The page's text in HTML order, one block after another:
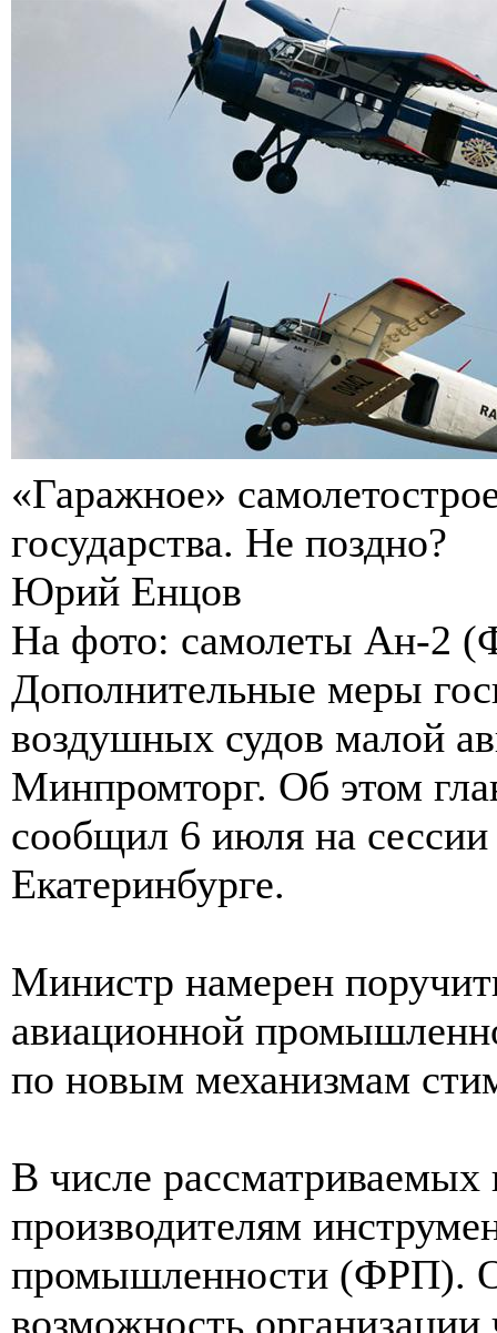
«Гаражное»
государства. Не поздно?
Юрий Енцов
На фото: самолеты Ан-2
Дополнительные меры
воздушных судов малой
Минпромторг. Об этом
сообщил 6 июля на
Екатеринбурге.
Министр намерен
авиационной
по новым механизмам
В числе
производителям
промышленности (ФРП).
возможность